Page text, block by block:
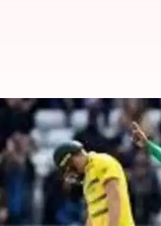
पाकिस्तान और
लेखन मोहम्मद वाहिद Jun 22, 2019
क्या है खबर?
2019 क्रिकेट विश्व कप का